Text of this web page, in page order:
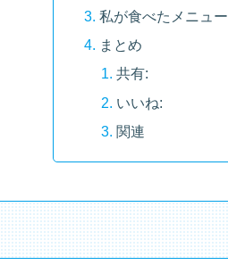
私が食べたメニュー
まとめ
共有:
いいね:
関連